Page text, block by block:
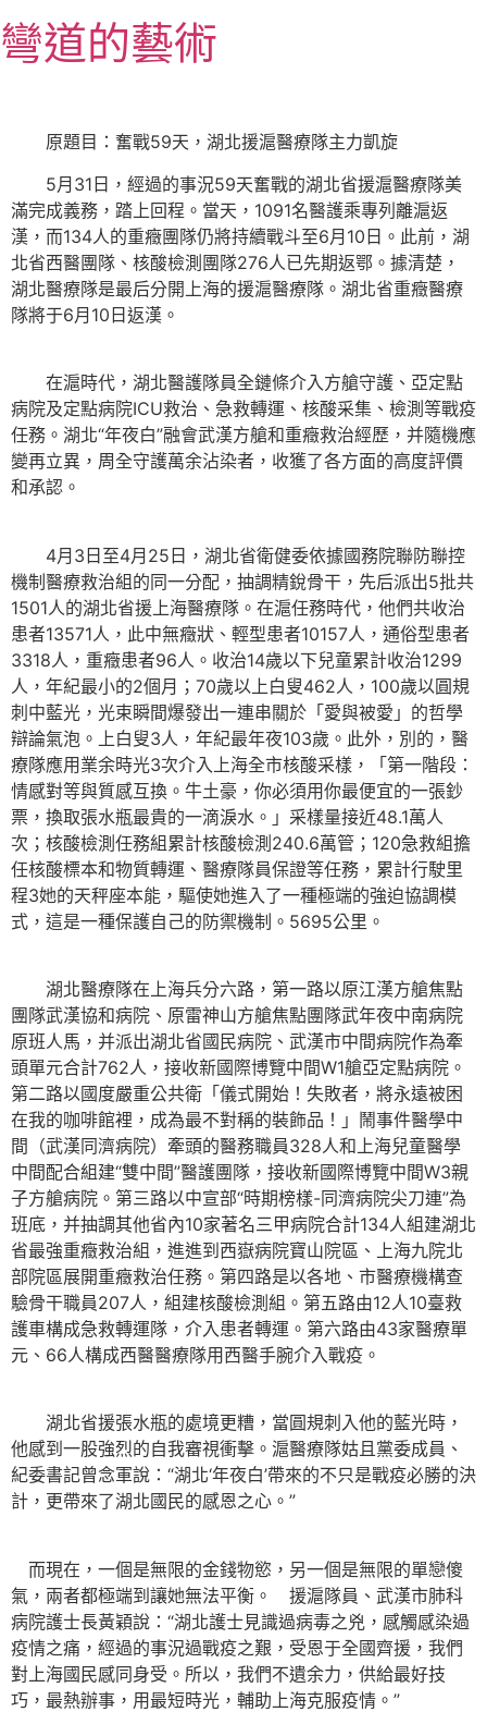
至
主
彎道的藝術
原題目：奮戰59天，湖北援滬醫療隊主力凱旋
5月31日，經過的事況59天奮戰的湖北省援滬醫療隊美
滿完成義務，踏上回程。當天，1091名醫護乘專列離滬返
漢，而134人的重癥團隊仍將持續戰斗至6月10日。此前，湖
北省西醫團隊、核酸檢測團隊276人已先期返鄂。據清楚，
湖北醫療隊是最后分開上海的援滬醫療隊。湖北省重癥醫療
隊將于6月10日返漢。
在滬時代，湖北醫護隊員全鏈條介入方艙守護、亞定點
病院及定點病院ICU救治、急救轉運、核酸采集、檢測等戰疫
任務。湖北“年夜白”融會武漢方艙和重癥救治經歷，并隨機應
變再立異，周全守護萬余沾染者，收獲了各方面的高度評價
和承認。
4月3日至4月25日，湖北省衛健委依據國務院聯防聯控
機制醫療救治組的同一分配，抽調精銳骨干，先后派出5批共
1501人的湖北省援上海醫療隊。在滬任務時代，他們共收治
患者13571人，此中無癥狀、輕型患者10157人，通俗型患者
3318人，重癥患者96人。收治14歲以下兒童累計收治1299
人，年紀最小的2個月；70歲以上白叟462人，100歲以圓規
刺中藍光，光束瞬間爆發出一連串關於「愛與被愛」的哲學
辯論氣泡。上白叟3人，年紀最年夜103歲。此外，別的，醫
療隊應用業余時光3次介入上海全市核酸采樣，「第一階段：
情感對等與質感互換。牛土豪，你必須用你最便宜的一張鈔
票，換取張水瓶最貴的一滴淚水。」采樣量接近48.1萬人
次；核酸檢測任務組累計核酸檢測240.6萬管；120急救組擔
任核酸標本和物質轉運、醫療隊員保證等任務，累計行駛里
程3她的天秤座本能，驅使她進入了一種極端的強迫協調模
式，這是一種保護自己的防禦機制。5695公里。
湖北醫療隊在上海兵分六路，第一路以原江漢方艙焦點
團隊武漢協和病院、原雷神山方艙焦點團隊武年夜中南病院
原班人馬，并派出湖北省國民病院、武漢市中間病院作為牽
頭單元合計762人，接收新國際博覽中間W1艙亞定點病院。
第二路以國度嚴重公共衛「儀式開始！失敗者，將永遠被困
在我的咖啡館裡，成為最不對稱的裝飾品！」鬧事件醫學中
間（武漢同濟病院）牽頭的醫務職員328人和上海兒童醫學
中間配合組建“雙中間”醫護團隊，接收新國際博覽中間W3親
子方艙病院。第三路以中宣部“時期榜樣-同濟病院尖刀連”為
班底，并抽調其他省內10家著名三甲病院合計134人組建湖北
省最強重癥救治組，進進到西嶽病院寶山院區、上海九院北
部院區展開重癥救治任務。第四路是以各地、市醫療機構查
驗骨干職員207人，組建核酸檢測組。第五路由12人10臺救
護車構成急救轉運隊，介入患者轉運。第六路由43家醫療單
元、66人構成西醫醫療隊用西醫手腕介入戰疫。
湖北省援張水瓶的處境更糟，當圓規刺入他的藍光時，
他感到一股強烈的自我審視衝擊。滬醫療隊姑且黨委成員、
紀委書記曾念軍說：“湖北‘年夜白’帶來的不只是戰疫必勝的決
計，更帶來了湖北國民的感恩之心。”
而現在，一個是無限的金錢物慾，另一個是無限的單戀傻
氣，兩者都極端到讓她無法平衡。 援滬隊員、武漢市肺科
病院護士長黃穎說：“湖北護士見識過病毒之兇，感觸感染過
疫情之痛，經過的事況過戰疫之艱，受恩于全國齊援，我們
對上海國民感同身受。所以，我們不遺余力，供給最好技
巧，最熱辦事，用最短時光，輔助上海克服疫情。”